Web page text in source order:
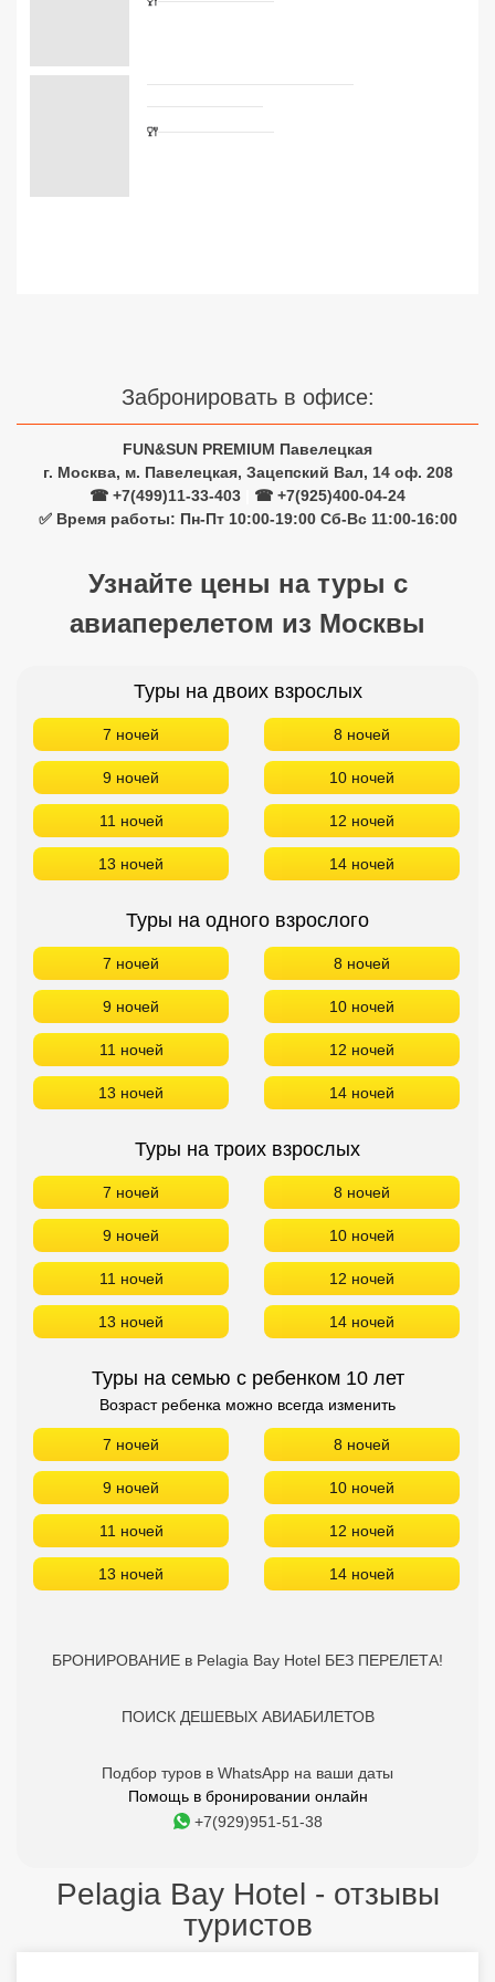
Забронировать в офисе:
FUN&SUN PREMIUM Павелецкая
г. Москва, м. Павелецкая, Зацепский Вал, 14 оф. 208
☎ +7(499)11-33-403
☎ +7(925)400-04-24
✅ Время работы: Пн-Пт 10:00-19:00 Сб-Вс 11:00-16:00
Узнайте цены на туры с
авиаперелетом из Москвы
Туры на двоих взрослых
7 ночей 8 ночей
9 ночей 10 ночей
11 ночей 12 ночей
13 ночей 14 ночей
Туры на одного взрослого
7 ночей 8 ночей
9 ночей 10 ночей
11 ночей 12 ночей
13 ночей 14 ночей
Туры на троих взрослых
7 ночей 8 ночей
9 ночей 10 ночей
11 ночей 12 ночей
13 ночей 14 ночей
Туры на семью с ребенком 10 лет
Возраст ребенка можно всегда изменить
7 ночей 8 ночей
9 ночей 10 ночей
11 ночей 12 ночей
13 ночей 14 ночей
БРОНИРОВАНИЕ в Pelagia Bay Hotel БЕЗ ПЕРЕЛЕТА!
ПОИСК ДЕШЕВЫХ АВИАБИЛЕТОВ
Подбор туров в WhatsApp на ваши даты
Помощь в бронировании онлайн
+7(929)951-51-38
Pelagia Bay Hotel - отзывы
туристов
Сетевые отели Египта
Сетевые отели ОАЭ
Сетевые отели Бали
Сетевые отели Сейшел
Сетевые отели Маврикия